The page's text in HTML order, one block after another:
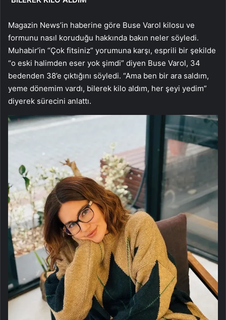
Magazin News’in haberine göre Buse Varol kilosu ve
formunu nasıl koruduğu hakkında bakın neler söyledi.
Muhabir’in “Çok fitsiniz” yorumuna karşı, esprili bir şekilde
“o eski halimden eser yok şimdi” diyen Buse Varol, 34
bedenden 38’e çıktığını söyledi. “Ama ben bir ara saldım,
yeme dönemim vardı, bilerek kilo aldım, her şeyi yedim”
diyerek sürecini anlattı.